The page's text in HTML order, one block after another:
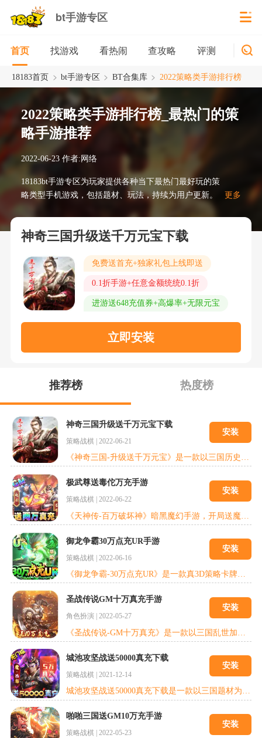
bt手游专区
首页 找游戏 看热闹 查攻略 评测 新游
18183首页 > bt手游专区 > BT合集库 > 2022策略类手游排行榜
2022策略类手游排行榜_最热门的策
略手游推荐
2022-06-23 作者:网络
18183bt手游专区为玩家提供各种当下最热门最好玩的策
略类型手机游戏，包括题材、玩法，持续为用户更新。
更多
神奇三国升级送千万元宝下载
免费送首充+独家礼包上线即送
0.1折手游+任意金额统统0.1折
进游送648充值券+高爆率+无限元宝
立即安装
推荐榜 热度榜
神奇三国升级送千万元宝下载
策略战棋 | 2022-06-21
安装
极武尊送毒佗万充手游
策略战棋 2022-06-22
安装
御龙争霸30万点充UR手游
策略战棋 | 2022-06-16
安装
《御龙争霸-30万点充UR》是一款真3D策略卡牌手游，游戏背景基于中国四大名著之一的《三国演义》，中国历史上、传说中乃至文艺作品中的各色英雄越过时代的限制，汇聚到同一个平台上来。玩家可以在游戏中实现与这些历史人物交流合作和携手征战，实现拯救乱世演义天下的宏伟的目标。也可以创建军团、开启领地，与志同道合的玩家一起协力征战，在乱世之中留下自己恢弘篇章。
圣战传说GM十万真充手游
角色扮演 2022-05-27
安装
城池攻坚战送50000真充下载
策略战棋 | 2021-12-14
安装
城池攻坚战送50000真充下载是一款以三国题材为基础的国战类策略手机游戏!进入游戏之后，首先升级领取你的5W真充.激活运营活动，你就是这个世界的主宰，或许你曾经幻想过很多次，如果你自己穿越到了那个战火纷飞的年代会怎么样，现在可以帮你实现!在这个过程中玩家你当下就能在对应的区域去开启你东台镇，在发展自己国家的同时你还能不断地开疆辟土，组建自己强大军团的同时还能联合其他玩家一起去征战天下， 完成目标。
啪啪三国送GM10万充手游
策略战棋 2022-05-23
安装